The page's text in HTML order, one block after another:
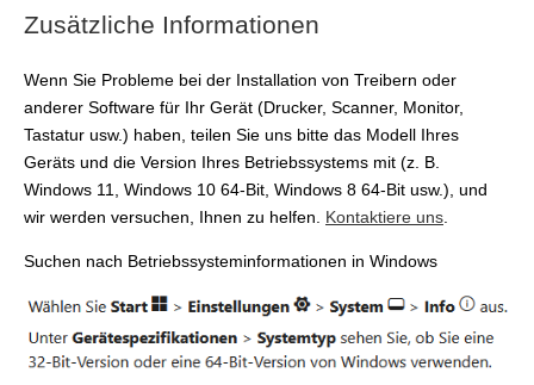
Zusätzliche Informationen
Wenn Sie Probleme bei der Installation von Treibern oder
anderer Software für Ihr Gerät (Drucker, Scanner, Monitor,
Tastatur usw.) haben, teilen Sie uns bitte das Modell Ihres
Geräts und die Version Ihres Betriebssystems mit (z. B.
Windows 11, Windows 10 64-Bit, Windows 8 64-Bit usw.), und
wir werden versuchen, Ihnen zu helfen. Kontaktiere uns
Suchen nach Betriebssysteminformationen in Windows